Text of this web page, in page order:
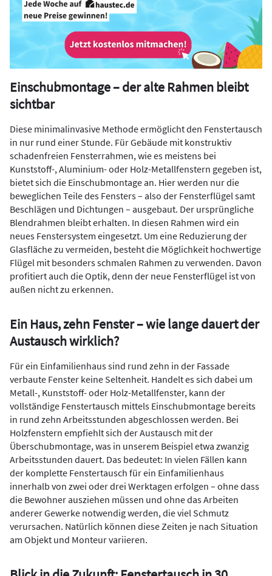
Einschubmontage – der alte Rahmen bleibt
sichtbar
Diese minimalinvasive Methode ermöglicht den Fenstertausch
in nur rund einer Stunde. Für Gebäude mit konstruktiv
schadenfreien Fensterrahmen, wie es meistens bei
Kunststoff-, Aluminium- oder Holz-Metallfenstern gegeben ist,
bietet sich die Einschubmontage an. Hier werden nur die
beweglichen Teile des Fensters – also der Fensterflügel samt
Beschlägen und Dichtungen – ausgebaut. Der ursprüngliche
Blendrahmen bleibt erhalten. In diesen Rahmen wird ein
neues Fenstersystem eingesetzt. Um eine Reduzierung der
Glasfläche zu vermeiden, besteht die Möglichkeit hochwertige
Flügel mit besonders schmalen Rahmen zu verwenden. Davon
profitiert auch die Optik, denn der neue Fensterflügel ist von
außen nicht zu erkennen.
Ein Haus, zehn Fenster – wie lange dauert der
Austausch wirklich?
Für ein Einfamilienhaus sind rund zehn in der Fassade
verbaute Fenster keine Seltenheit. Handelt es sich dabei um
Metall-, Kunststoff- oder Holz-Metallfenster, kann der
vollständige Fenstertausch mittels Einschubmontage bereits
in rund zehn Arbeitsstunden abgeschlossen werden. Bei
Holzfenstern empfiehlt sich der Austausch mit der
Überschubmontage, was in unserem Beispiel etwa zwanzig
Arbeitsstunden dauert. Das bedeutet: In vielen Fällen kann
der komplette Fenstertausch für ein Einfamilienhaus
innerhalb von zwei oder drei Werktagen erfolgen – ohne dass
die Bewohner ausziehen müssen und ohne das Arbeiten
anderer Gewerke notwendig werden, die viel Schmutz
verursachen. Natürlich können diese Zeiten je nach Situation
am Objekt und Monteur variieren.